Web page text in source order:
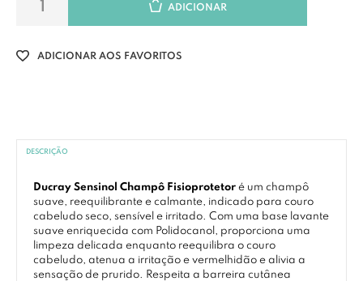
ADICIONAR
ADICIONAR AOS FAVORITOS
DESCRIÇÃO
Ducray Sensinol Champô Fisioprotetor é um champô
suave, reequilibrante e calmante, indicado para couro
cabeludo seco, sensível e irritado. Com uma base lavante
suave enriquecida com Polidocanol, proporciona uma
limpeza delicada enquanto reequilibra o couro
cabeludo, atenua a irritação e vermelhidão e alivia a
sensação de prurido. Respeita a barreira cutânea